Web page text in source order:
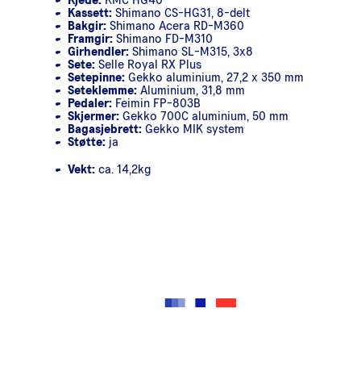
Kassett: Shimano CS-HG31, 8-delt
Bakgir: Shimano Acera RD-M360
Framgir: Shimano FD-M310
Girhendler: Shimano SL-M315, 3x8
Sete: Selle Royal RX Plus
Setepinne: Gekko aluminium, 27,2 x 350 mm
Seteklemme: Aluminium, 31,8 mm
Pedaler: Feimin FP-803B
Skjermer: Gekko 700C aluminium, 50 mm
Bagasjebrett: Gekko MIK system
Støtte: ja
Vekt: ca. 14,2kg